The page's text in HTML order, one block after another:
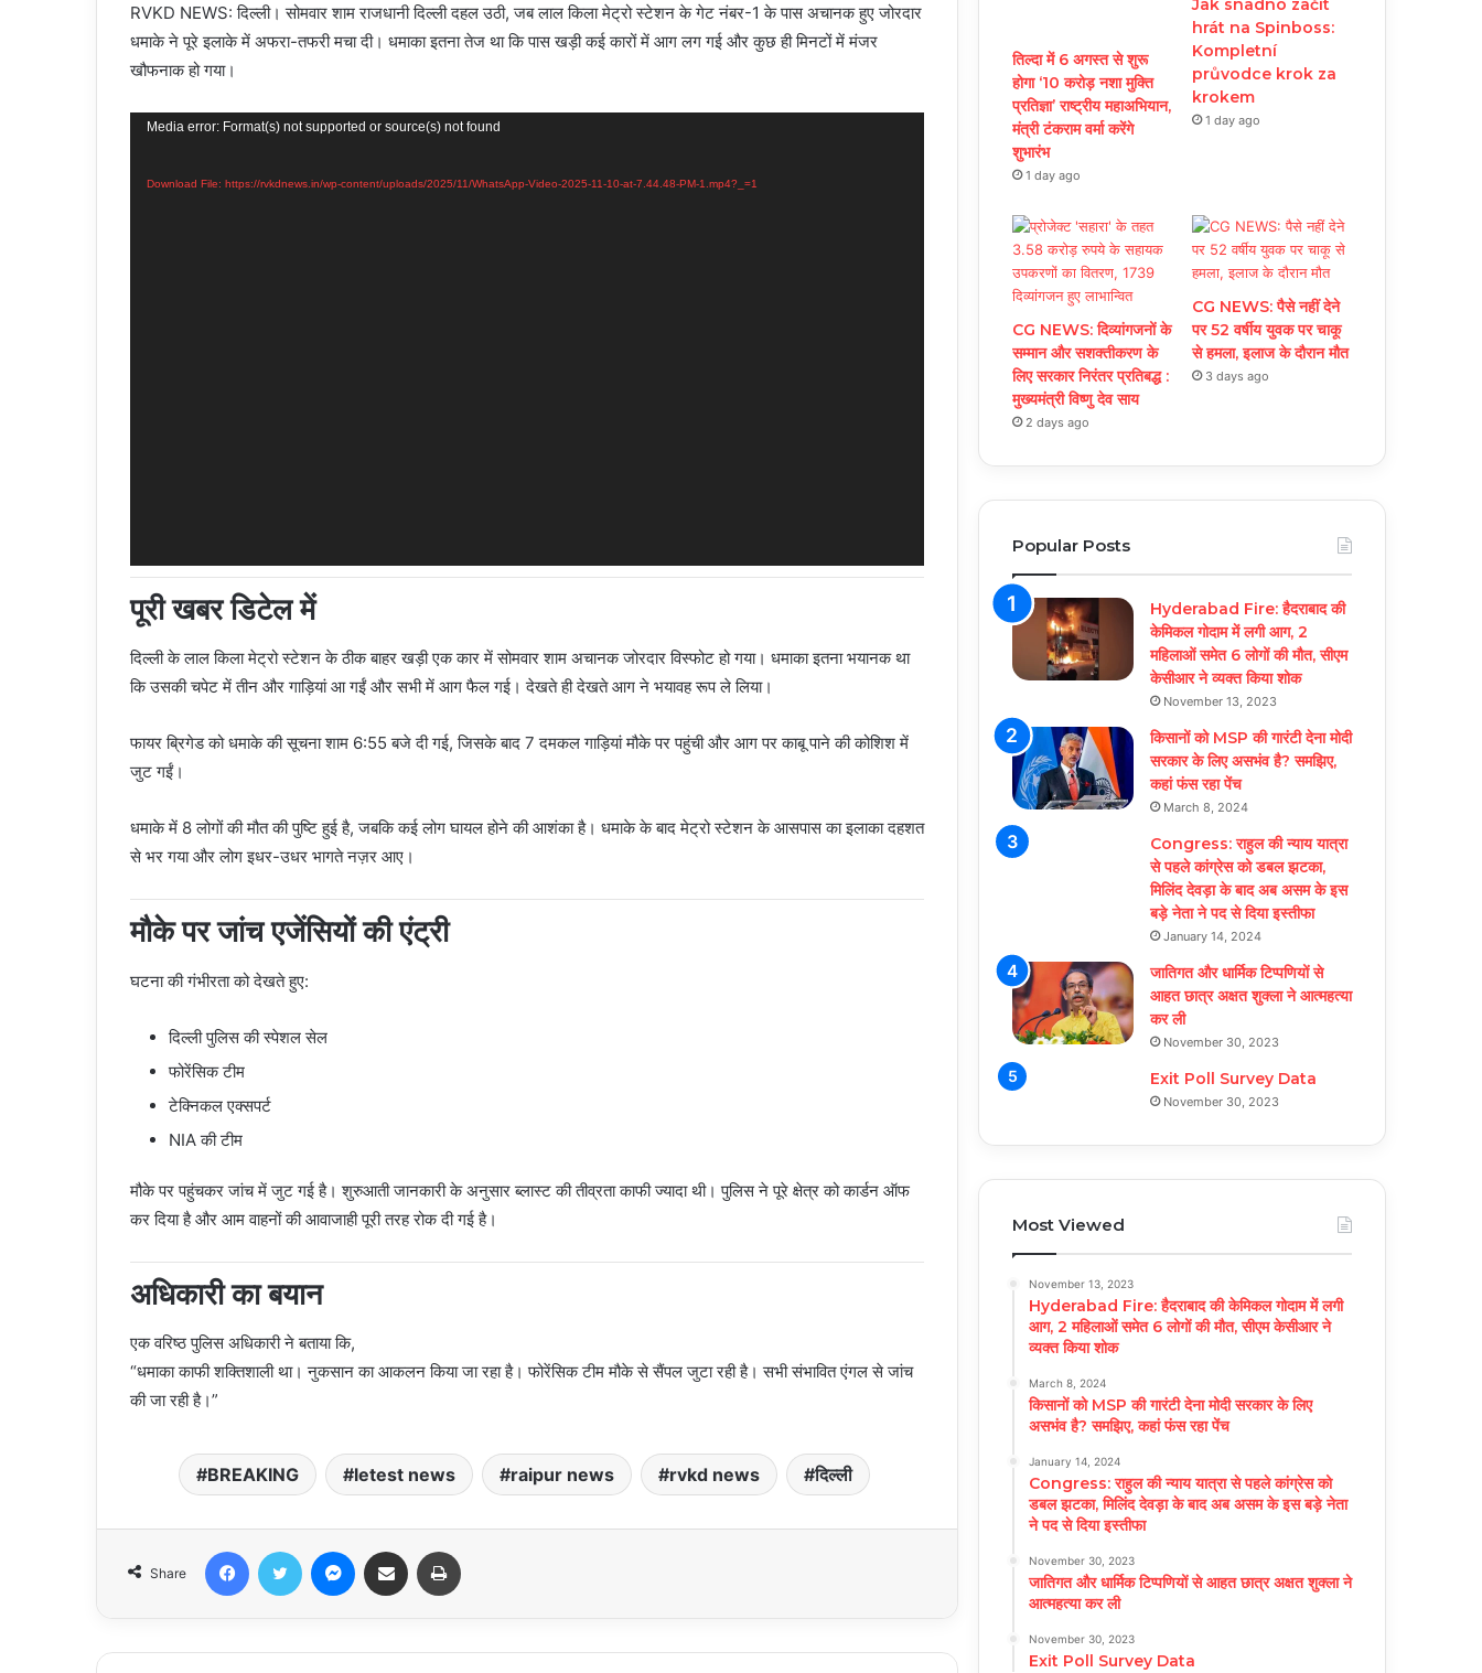
RVKD NEWS: दिल्ली। सोमवार शाम राजधानी दिल्ली दहल उठी, जब लाल किला मेट्रो स्टेशन के गेट नंबर-1 के पास अचानक हुए जोरदार
धमाके ने पूरे इलाके में अफरा-तफरी मचा दी। धमाका इतना तेज था कि पास खड़ी कई कारों में आग लग गई और कुछ ही मिनटों में मंजर
खौफनाक हो गया।
Video
Media error: Format(s) not supported or source(s) not found
Download File: https://rvkdnews.in/wp-content/uploads/2025/11/WhatsApp-Video-2025-11-10-at-7.44.48-PM-1.mp4?_=1
पूरी खबर डिटेल में
दिल्ली के लाल किला मेट्रो स्टेशन के ठीक बाहर खड़ी एक कार में सोमवार शाम अचानक जोरदार विस्फोट हो गया। धमाका इतना भयानक था
कि उसकी चपेट में तीन और गाड़ियां आ गईं और सभी में आग फैल गई। देखते ही देखते आग ने भयावह रूप ले लिया।
फायर ब्रिगेड को धमाके की सूचना शाम 6:55 बजे दी गई, जिसके बाद 7 दमकल गाड़ियां मौके पर पहुंची और आग पर काबू पाने की कोशिश में
जुट गईं।
धमाके में 8 लोगों की मौत की पुष्टि हुई है, जबकि कई लोग घायल होने की आशंका है। धमाके के बाद मेट्रो स्टेशन के आसपास का इलाका दहशत
से भर गया और लोग इधर-उधर भागते नज़र आए।
मौके पर जांच एजेंसियों की एंट्री
घटना की गंभीरता को देखते हुए:
दिल्ली पुलिस की स्पेशल सेल
फोरेंसिक टीम
टेक्निकल एक्सपर्ट
NIA की टीम
मौके पर पहुंचकर जांच में जुट गई है। शुरुआती जानकारी के अनुसार ब्लास्ट की तीव्रता काफी ज्यादा थी। पुलिस ने पूरे क्षेत्र को कार्डन ऑफ
कर दिया है और आम वाहनों की आवाजाही पूरी तरह रोक दी गई है।
अधिकारी का बयान
एक वरिष्ठ पुलिस अधिकारी ने बताया कि,
“धमाका काफी शक्तिशाली था। नुकसान का आकलन किया जा रहा है। फोरेंसिक टीम मौके से सैंपल जुटा रही है। सभी संभावित एंगल से जांच
की जा रही है।”
BREAKING letest news raipur news rvkd news दिल्ली
Share
FacebookTwitter Messenger
Share via Email
तिल्दा में 6 अगस्त से शुरू
होगा ‘10 करोड़ नशा मुक्ति
प्रतिज्ञा’ राष्ट्रीय महाअभियान,
मंत्री टंकराम वर्मा करेंगे
शुभारंभ
1 day ago
Jak snadno začít
hrát na Spinboss:
Kompletní
průvodce krok za
krokem
1 day ago
CG NEWS: दिव्यांगजनों के
सम्मान और सशक्तीकरण के
लिए सरकार निरंतर प्रतिबद्ध :
मुख्यमंत्री विष्णु देव साय
2 days ago
CG NEWS: पैसे नहीं देने
पर 52 वर्षीय युवक पर चाकू
से हमला, इलाज के दौरान मौत
3 days ago
Popular Posts
Hyderabad Fire: हैदराबाद की
केमिकल गोदाम में लगी आग, 2
महिलाओं समेत 6 लोगों की मौत, सीएम
केसीआर ने व्यक्त किया शोक
November 13, 2023
किसानों को MSP की गारंटी देना मोदी
सरकार के लिए असभंव है? समझिए,
कहां फंस रहा पेंच
March 8, 2024
Congress: राहुल की न्याय यात्रा
से पहले कांग्रेस को डबल झटका,
मिलिंद देवड़ा के बाद अब असम के इस
बड़े नेता ने पद से दिया इस्तीफा
January 14, 2024
जातिगत और धार्मिक टिप्पणियों से
आहत छात्र अक्षत शुक्ला ने आत्महत्या
कर ली
November 30, 2023
Exit Poll Survey Data
November 30, 2023
Most Viewed
November 13, 2023
Hyderabad Fire: हैदराबाद की केमिकल गोदाम में लगी
आग, 2 महिलाओं समेत 6 लोगों की मौत, सीएम केसीआर ने
व्यक्त किया शोक
March 8, 2024
किसानों को MSP की गारंटी देना मोदी सरकार के लिए
असभंव है? समझिए, कहां फंस रहा पेंच
January 14, 2024
Congress: राहुल की न्याय यात्रा से पहले कांग्रेस को
डबल झटका, मिलिंद देवड़ा के बाद अब असम के इस बड़े नेता
ने पद से दिया इस्तीफा
November 30, 2023
जातिगत और धार्मिक टिप्पणियों से आहत छात्र अक्षत शुक्ला ने
आत्महत्या कर ली
November 30, 2023
Exit Poll Survey Data